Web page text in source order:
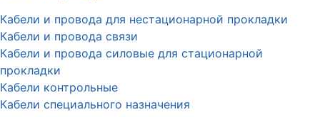
Кабели и провода для нестационарной прокладки
Кабели и провода связи
Кабели и провода силовые для стационарной
прокладки
Кабели контрольные
Кабели специального назначения